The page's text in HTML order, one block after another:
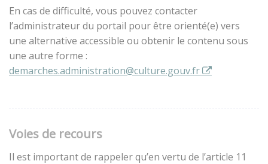
En cas de difficulté, vous pouvez contacter
l’administrateur du portail pour être orienté(e) vers
une alternative accessible ou obtenir le contenu sous
une autre forme :
demarches.administration@culture.gouv.fr
Voies de recours
Il est important de rappeler qu’en vertu de l’article 11